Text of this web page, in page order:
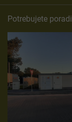
Potrebujete